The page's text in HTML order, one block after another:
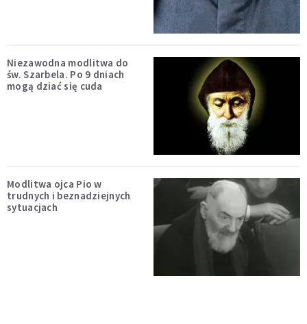
Niezawodna modlitwa do
św. Szarbela. Po 9 dniach
mogą dziać się cuda
Modlitwa ojca Pio w
trudnych i beznadziejnych
sytuacjach